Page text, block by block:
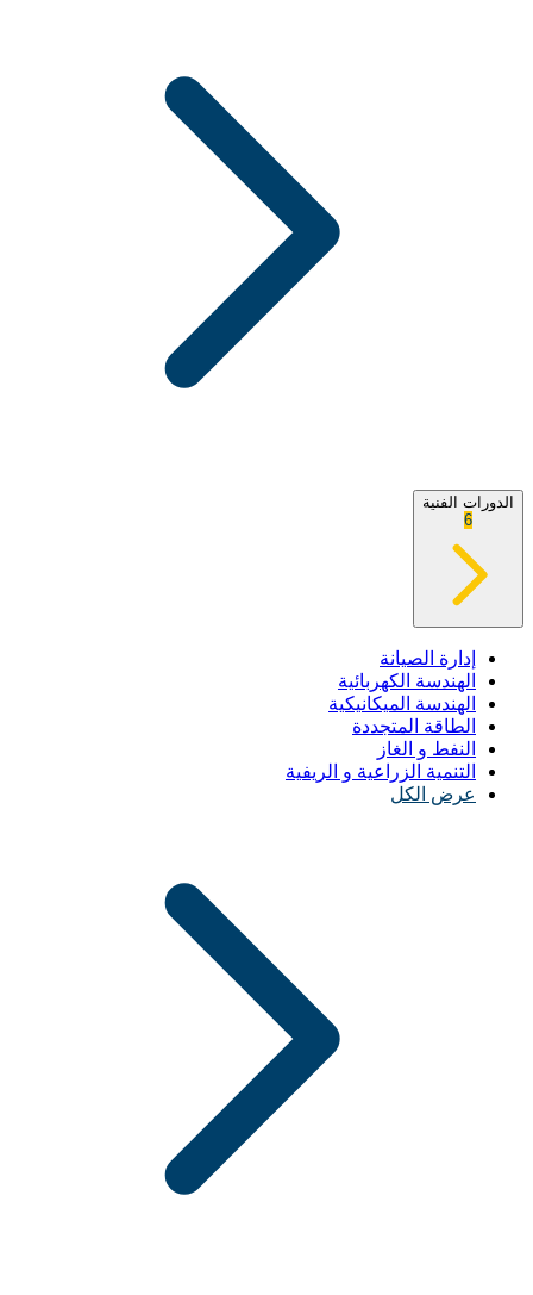
الدورات الفنية
6
إدارة الصيانة
الهندسة الكهربائية
الهندسة الميكانيكية
الطاقة المتجددة
النفط و الغاز
التنمية الزراعية و الريفية
عرض الكل